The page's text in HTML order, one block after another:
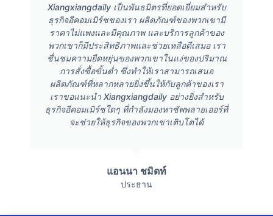
Xiangxiangdaily เป็นพันธมิตรที่ยอดเยี่ยมสำหรับ
ธุรกิจอีคอมเมิร์ซของเรา ผลิตภัณฑ์ของพวกเขามี
ราคาไม่แพงและมีคุณภาพ และบริการลูกค้าของ
พวกเขาก็มีประสิทธิภาพและช่วยเหลือดีเสมอ เรา
ชื่นชมความยืดหยุ่นของพวกเขาในแง่ของปริมาณ
การสั่งซื้อขั้นต่ำ ซึ่งทำให้เราสามารถเสนอ
ผลิตภัณฑ์ที่หลากหลายยิ่งขึ้นให้กับลูกค้าของเรา
เราขอแนะนำ Xiangxiangdaily อย่างยิ่งสำหรับ
ธุรกิจอีคอมเมิร์ซใดๆ ที่กำลังมองหาซัพพลายเออร์ที่
จะช่วยให้ธุรกิจของพวกเขาเติบโตได้
แอนนา ชมิดท์
ประธาน